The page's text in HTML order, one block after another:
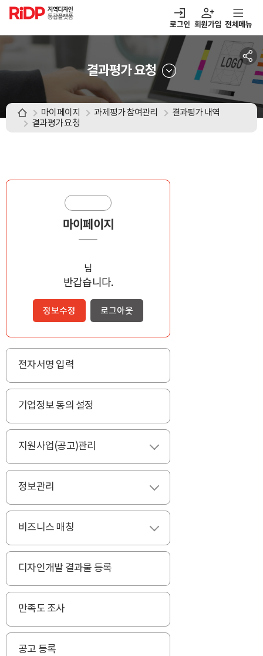
RiDP 지역디자인
통합플랫폼
로그인 회원가입
열기 알림마당
열기 아이디어뱅크
전체메뉴
결과평가 요청
마이페이지 과제평가 참여관리
결과평가 내역
결과평가 요청
마이페이지
님
반갑습니다.
정보수정 로그아웃
전자서명 입력
기업정보 동의 설정
지원사업(공고)관리
정보관리
비즈니스 매칭
디자인개발 결과물 등록
만족도 조사
공고 등록